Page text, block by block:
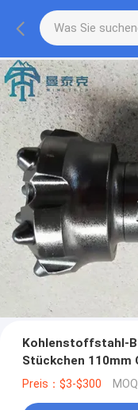
Kohlenstoffstahl-
Stückchen 110mm
Preis：$3-$300